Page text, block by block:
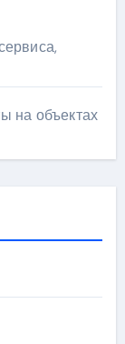
на объектах